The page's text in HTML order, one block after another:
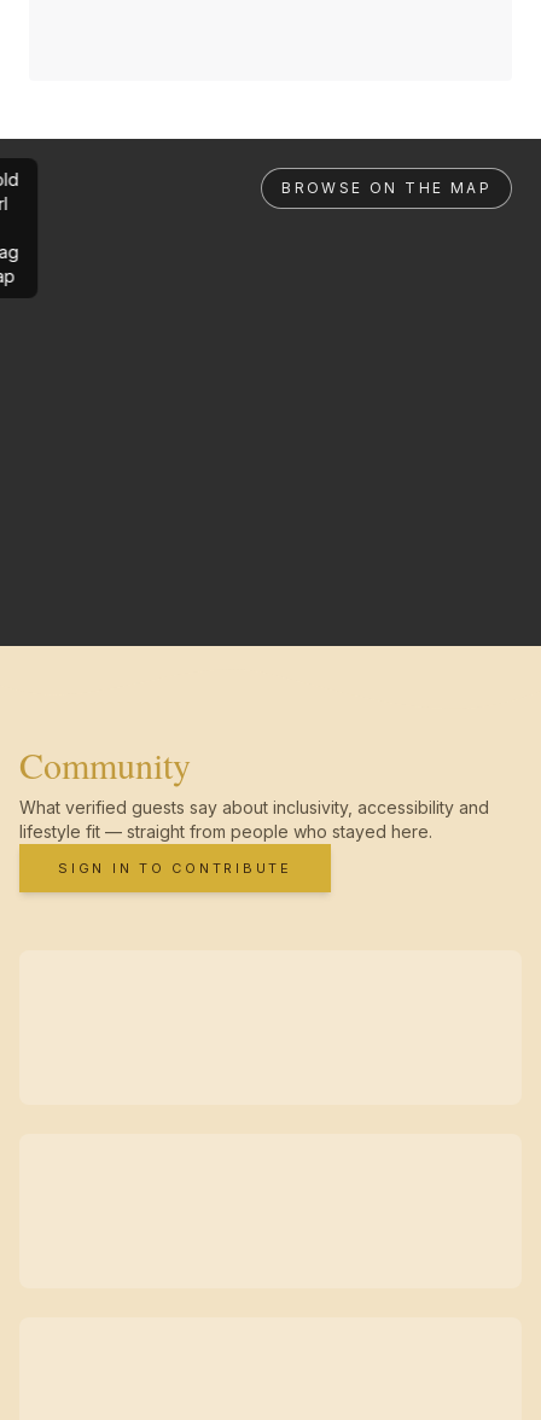
BROWSE ON THE MAP
Community
What verified guests say about inclusivity, accessibility and
lifestyle fit — straight from people who stayed here.
SIGN IN TO CONTRIBUTE